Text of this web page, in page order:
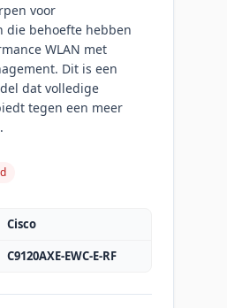
voor
die behoefte hebben
WLAN met
Dit is een
dat volledige
tegen een meer
Cisco
C9120AXE-EWC-E-RF